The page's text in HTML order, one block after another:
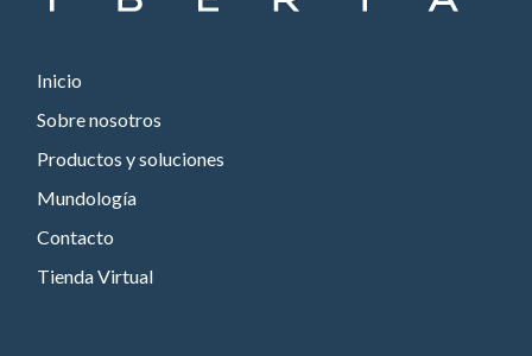
Inicio
Sobre nosotros
Productos y soluciones
Mundología
Contacto
Tienda Virtual